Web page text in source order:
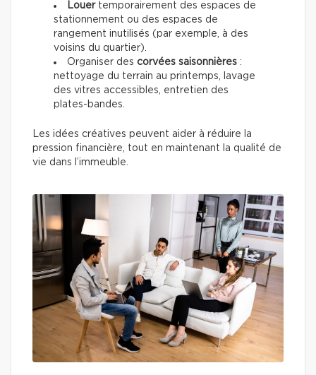
Louertemporairement des espaces de
stationnement ou des espaces de
rangement inutilisés (par exemple, à des
voisins du quartier).
Organiser des corvées saisonnières :
nettoyage du terrain au printemps, lavage
des vitres accessibles, entretien des
plates-bandes.
Les idées créatives peuvent aider à réduire la
pression financière, tout en maintenant la qualité de
vie dans l’immeuble.